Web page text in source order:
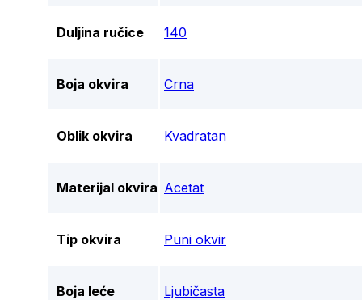
Duljina ručice 140
Boja okvira Crna
Oblik okvira Kvadratan
Materijal okvira Acetat
Tip okvira Puni okvir
Boja leće Ljubičasta